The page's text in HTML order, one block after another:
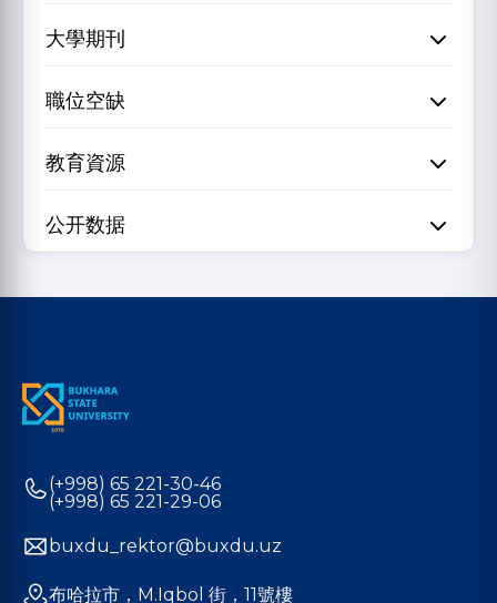
大學期刊
職位空缺
教育資源
公开数据
(+998) 65 221-30-46
(+998) 65 221-29-06
buxdu_rektor@buxdu.uz
布哈拉市，M.Iqbol 街，11號樓